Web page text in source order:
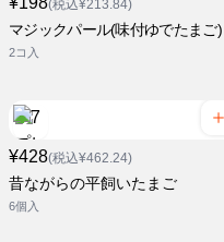
(税込¥213.84)
マジックパール(味付ゆでたまご)
2コ入
¥428(税込¥462.24)
昔ながらの平飼いたまご
6個入